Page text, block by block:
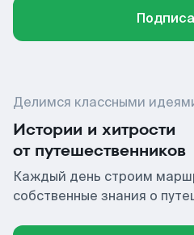
Делимся классными
Истории и хитрости
от путешественников
Каждый день строим
собственные знания о